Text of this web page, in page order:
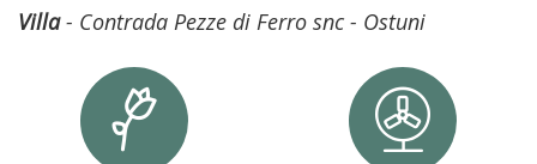
Villa- Contrada Pezze di Ferro snc - Ostuni